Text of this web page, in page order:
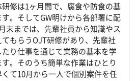
研修は1ヶ月間で、腐食や防食の基
。そしてGW明けから各部署に配
末までは、先輩社員から知識やス
てもらうOJT研修があり、先輩社
たり仕事を通じて業務の基本を学
す。そのうち簡単な作業はひとり
くて10月から一人で個別案件を任